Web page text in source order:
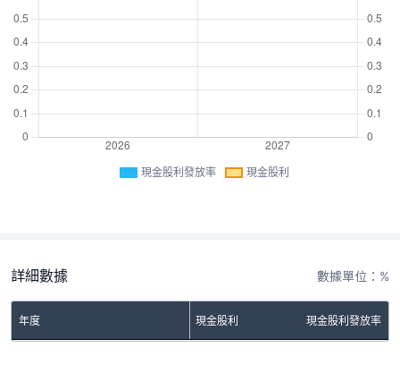
現金股利發放率 現金股利
詳細數據 數據單位：%
年度 現金股利 現金股利發放率